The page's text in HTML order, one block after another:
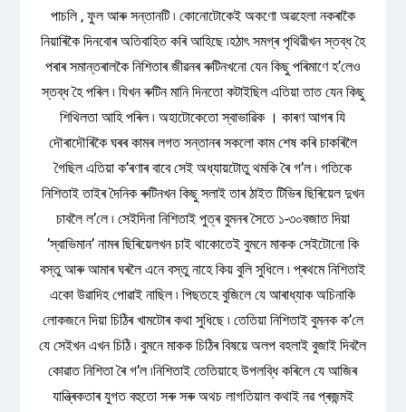
পাচলি , ফুল আৰু সন্তানটি ৷ কোনোটোকেই অকণো অৱহেলা নকৰাকৈ
নিয়াৰিকৈ দিনবোৰ অতিবাহিত কৰি আহিছে ৷হঠাৎ সমগ্ৰ পৃথিৱীখন স্তব্ধ হৈ
পৰাৰ সমান্তৰালকৈ নিশিতাৰ জীৱনৰ ৰুটিনখনো যেন কিছু পৰিমাণে হ’লেও
স্তব্ধ হৈ পৰিল ৷ যিখন ৰুটিন মানি দিনতো কটাইছিল এতিয়া তাত যেন কিছু
শিথিলতা আহি পৰিল ৷ অহাটোকেতো স্বাভাৱিক । কাৰণ আগৰ যি
দৌৰাদৌৰিকৈ ঘৰৰ কামৰ লগত সন্তানৰ সকলো কাম শেষ কৰি চাকৰিলৈ
গৈছিল এতিয়া ক’ৰণাৰ বাবে সেই অধ্যায়টোতু থমকি ৰৈ গ’ল ৷ গতিকে
নিশিতাই তাইৰ দৈনিক ৰুটিনখন কিছু সলাই তাৰ ঠাইত টিভিৰ ছিৰিয়েল দুখন
চাবলৈ ল’লে ৷ সেইদিনা নিশিতাই পুত্ৰ বুমনৰ সৈতে ১-৩০বজাত দিয়া
’স্বাভিমান’ নামৰ ছিৰিয়েলখন চাই থাকোতেই বুমনে মাকক সেইটোনো কি
বস্তু আৰু আমাৰ ঘৰলৈ এনে বস্তু নাহে কিয় বুলি সুধিলে ৷ প্ৰথমে নিশিতাই
একো উৱাদিহ পোৱাই নাছিল ৷ পিছতহে বুজিলে যে আৰাধ্যাক অচিনাকি
লোকজনে দিয়া চিঠিৰ খামটোৰ কথা সুধিছে ৷ তেতিয়া নিশিতাই বুমনক ক’লে
যে সেইখন এখন চিঠি ৷ বুমনে মাকক চিঠিৰ বিষয়ে অলপ বহলাই বুজাই দিবলৈ
কোৱাত নিশিতা ৰৈ গ’ল ৷নিশিতাই তেতিয়াহে উপলব্ধি কৰিলে যে আজিৰ
যান্ত্ৰিকতাৰ যুগত বহুতো সৰু সৰু অথচ লাগতিয়াল কথাই নৱ প্ৰজন্মই